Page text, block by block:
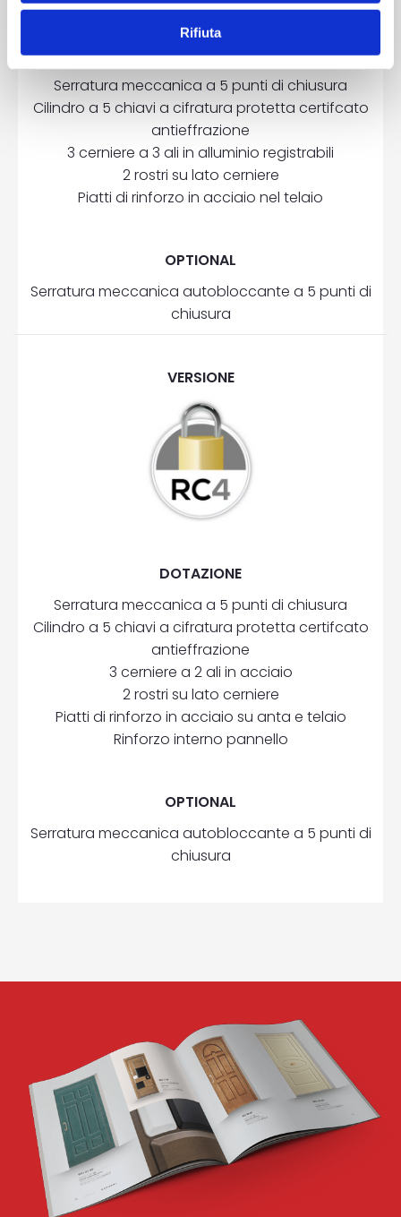
Rifiuta
DOTAZIONE
Serratura meccanica a 5 punti di chiusura
Cilindro a 5 chiavi a cifratura protetta certifcato
antieffrazione
3 cerniere a 3 ali in alluminio registrabili
2 rostri su lato cerniere
Piatti di rinforzo in acciaio nel telaio
OPTIONAL
Serratura meccanica autobloccante a 5 punti di
chiusura
VERSIONE
DOTAZIONE
Serratura meccanica a 5 punti di chiusura
Cilindro a 5 chiavi a cifratura protetta certifcato
antieffrazione
3 cerniere a 2 ali in acciaio
2 rostri su lato cerniere
Piatti di rinforzo in acciaio su anta e telaio
Rinforzo interno pannello
OPTIONAL
Serratura meccanica autobloccante a 5 punti di
chiusura